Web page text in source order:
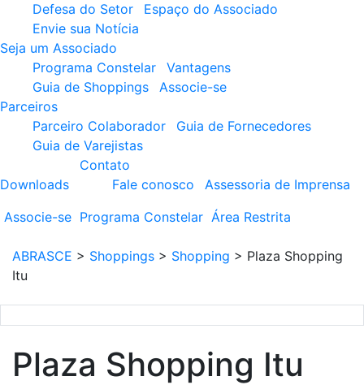
Defesa do Setor
Espaço do Associado
Envie sua Notícia
Seja um Associado
Programa Constelar
Vantagens
Guia de Shoppings
Associe-se
Parceiros
Parceiro Colaborador
Guia de Fornecedores
Guia de Varejistas
Downloads
Contato
Fale conosco
Assessoria de Imprensa
Associe-se Programa Constelar Área Restrita
ABRASCE > Shoppings > Shopping > Plaza Shopping
Itu
Plaza Shopping Itu